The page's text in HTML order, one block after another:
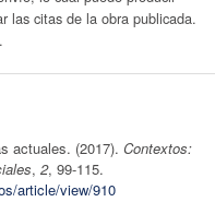
las citas de la obra publicada.
actuales. (2017). Contextos:
, 2, 99-115.
article/view/910